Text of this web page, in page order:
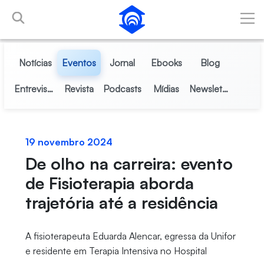
Pular para o Conteúdo principal
Notícias Eventos Jornal Ebooks Blog
Entrevistas Revista Podcasts Mídias Newsletter
19 novembro 2024
De olho na carreira: evento
de Fisioterapia aborda
trajetória até a residência
A fisioterapeuta Eduarda Alencar, egressa da Unifor
e residente em Terapia Intensiva no Hospital